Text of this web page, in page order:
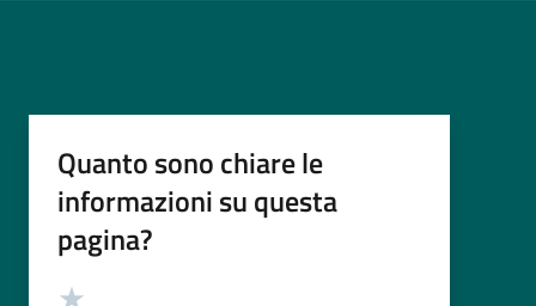
Quanto sono chiare le
informazioni su questa
pagina?
Valutazione